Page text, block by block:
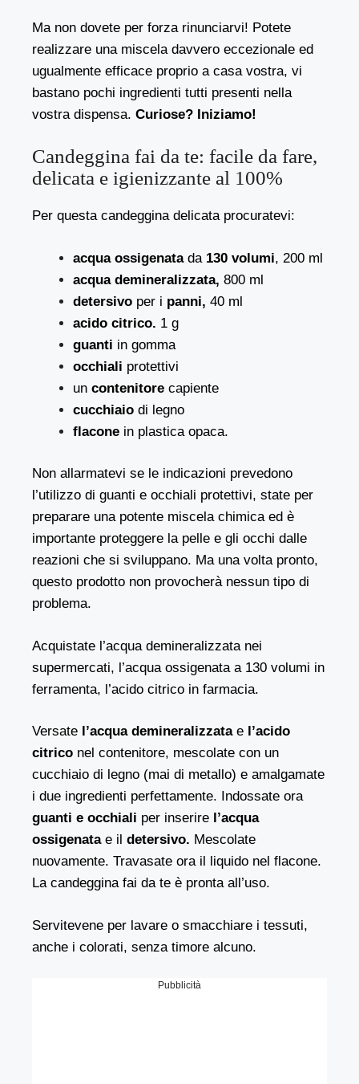
Ma non dovete per forza rinunciarvi! Potete
realizzare una miscela davvero eccezionale ed
ugualmente efficace proprio a casa vostra, vi
bastano pochi ingredienti tutti presenti nella
vostra dispensa.Curiose? Iniziamo!
Candeggina fai da te: facile da fare,
delicata e igienizzante al 100%
Per questa candeggina delicata procuratevi:
acqua ossigenatada 130 volumi, 200 ml
acqua demineralizzata, 800 ml
detersivo per i panni, 40 ml
acido citrico. 1 g
guanti in gomma
occhiali protettivi
un contenitore capiente
cucchiaio di legno
flacone in plastica opaca.
Non allarmatevi se le indicazioni prevedono
l’utilizzo di guanti e occhiali protettivi, state per
preparare una potente miscela chimica ed è
importante proteggere la pelle e gli occhi dalle
reazioni che si sviluppano. Ma una volta pronto,
questo prodotto non provocherà nessun tipo di
problema.
Acquistate l’acqua demineralizzata nei
supermercati, l’acqua ossigenata a 130 volumi in
ferramenta, l’acido citrico in farmacia.
Versate l’acqua demineralizzatae l’acido
citrico nel contenitore, mescolate con un
cucchiaio di legno (mai di metallo) e amalgamate
i due ingredienti perfettamente. Indossate ora
guanti e occhiali per inserire l’acqua
ossigenatae ildetersivo. Mescolate
nuovamente. Travasate ora il liquido nel flacone.
La candeggina fai da te è pronta all’uso.
Servitevene per lavare o smacchiare i tessuti,
anche i colorati, senza timore alcuno.
Pubblicità